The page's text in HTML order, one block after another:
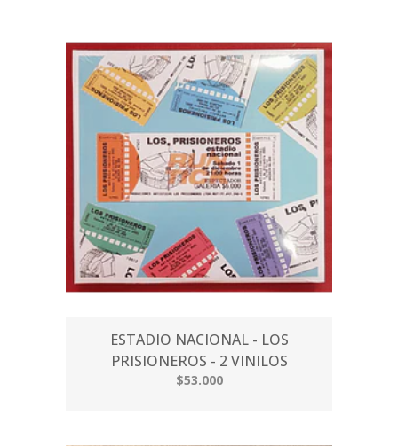
ESTADIO NACIONAL - LOS
PRISIONEROS - 2 VINILOS
$53.000